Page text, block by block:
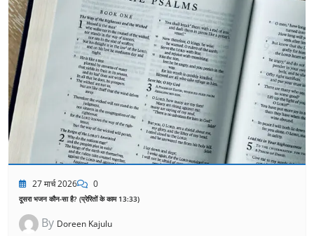
27 मार्च 2026 0
दूसरा भजन कौन-सा है? (प्रेरितों के काम 13:33)
By Doreen Kajulu